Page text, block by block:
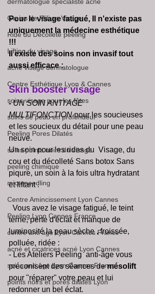
Grains de Milium Visage
Ride du Décolleté peeling
Lifting du visage
acné visage dermatologue
Centre Esthétique Lyon & Cannes
soins visage pour les fêtes
soins de peau en profondeur
Peeling Pores Dilatés
soins points noirs du visage
peeling chimique
microneedling
Centre Amincissement Lyon Cannes
Peeling Lyon Cannes France
centre anti âge Lyon Cannes France
acné et cicatrices acné Lyon Cannes
soins anti âge Lyon Cannes France
points noirs et pores dilatés Lyon
Pour le visage fatigué, Il n'existe pas
uniquement la médecine esthétique
!!!
Il existe des soins non invasif tout
aussi efficace :
Skin booster visage
- UN SOIN ANTI AGE
MULTIFONCTION pour les soucieuses
et les soucieux du détail pour une peau
neuve.
Un soin pour les rides du  Visage, du
cou et du décolleté Sans botox Sans
piqure, un soin à la fois ultra hydratant
et liftant .
terne, perte d'éclat et manque de
luminosité la peau sèche , froissée,
polluée, ridée :
- Les Ateliers Peeling  anti-âge vous
préconisent des séances de mésolift
pour "réparer" votre peau et lui
redonner un bel éclat.